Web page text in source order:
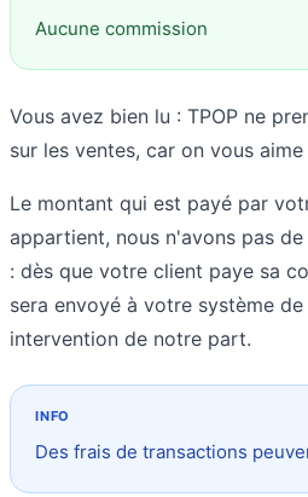
Aucune commission
Vous avez bien lu : TPOP ne
sur les ventes, car on vous
Le montant qui est payé par
appartient, nous n'avons pas
: dès que votre client paye sa
sera envoyé à votre système
intervention de notre part.
Des frais de transactions